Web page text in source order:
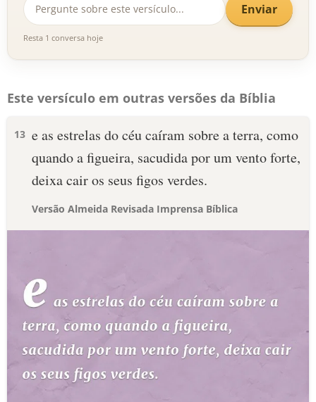
Enviar
Resta 1 conversa hoje
Este versículo em outras versões da Bíblia
13 e as estrelas do céu caíram sobre a terra, como
quando a figueira, sacudida por um vento forte,
deixa cair os seus figos verdes.
Versão Almeida Revisada Imprensa Bíblica